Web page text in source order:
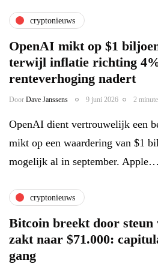
cryptonieuws
OpenAI mikt op $1
terwijl inflatie richting
renteverhoging nadert
Door Dave Janssens 9 juni 2026 2
OpenAI dient vertrouwelijk een
mikt op een waardering van $1
mogelijk al in september. Apple…
cryptonieuws
Bitcoin breekt door steun
zakt naar $71.000:
gang